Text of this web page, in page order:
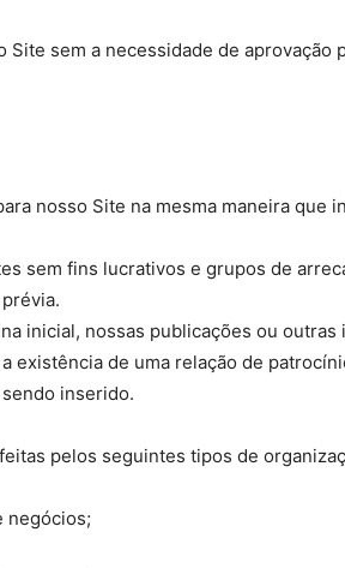
sem a necessidade de aprovação
nosso Site na mesma maneira que
sem fins lucrativos e grupos de
inicial, nossas publicações ou
existência de uma relação de
inserido.
pelos seguintes tipos de
negócios;